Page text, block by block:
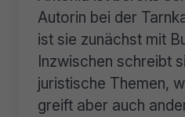
Autorin bei der
ist sie zunächst mit
Inzwischen schreibt
juristische Themen,
greift aber auch